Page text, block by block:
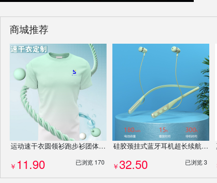
商城推荐
运动速干衣圆领衫跑步衫团体服团建服T恤马拉松服装衣服专业定制
￥ 11.90 已浏览 170
硅胶颈挂式蓝牙耳机超长续航挂脖式运动ENC降噪入耳式运动耳机
￥ 32.50 已浏览 3